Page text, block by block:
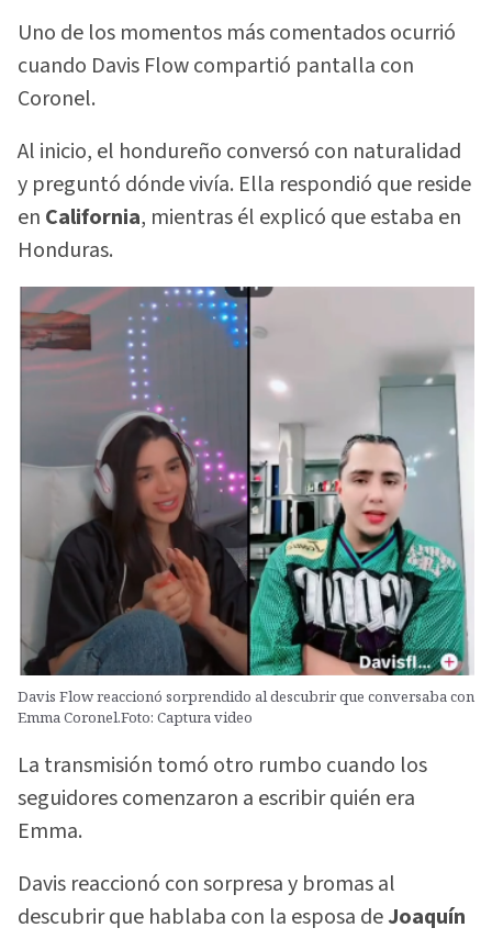
Uno de los momentos más comentados ocurrió
cuando Davis Flow compartió pantalla con
Coronel.
Al inicio, el hondureño conversó con naturalidad
y preguntó dónde vivía. Ella respondió que reside
en California, mientras él explicó que estaba en
Honduras.
Davis Flow reaccionó sorprendido al descubrir que conversaba con
Emma Coronel.Foto: Captura video
La transmisión tomó otro rumbo cuando los
seguidores comenzaron a escribir quién era
Emma.
Davis reaccionó con sorpresa y bromas al
descubrir que hablaba con la esposa deJoaquín